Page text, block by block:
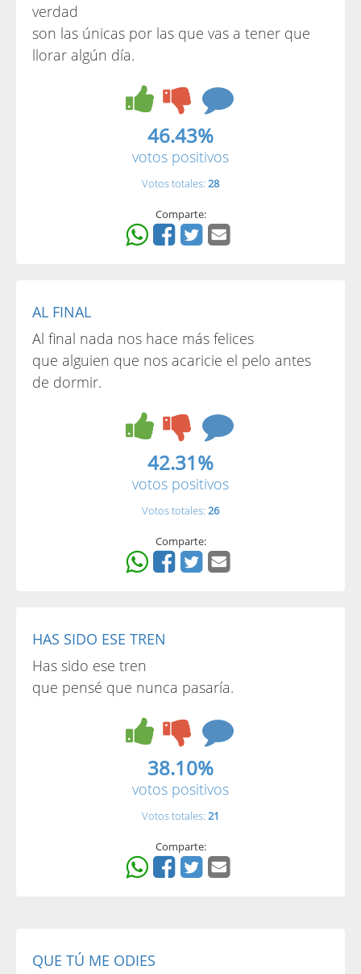
verdad
son las únicas por las que vas a tener que
llorar algún día.
46.43%
votos positivos
Votos totales: 28
Comparte:
AL FINAL
Al final nada nos hace más felices
que alguien que nos acaricie el pelo antes
de dormir.
42.31%
votos positivos
Votos totales: 26
Comparte:
HAS SIDO ESE TREN
Has sido ese tren
que pensé que nunca pasaría.
38.10%
votos positivos
Votos totales: 21
Comparte:
QUE TÚ ME ODIES